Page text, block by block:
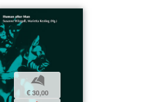
b
€ 30,00